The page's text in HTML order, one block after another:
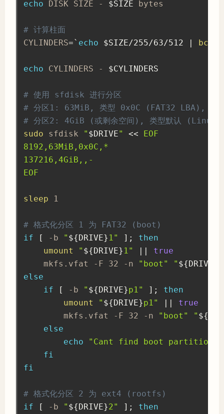
echo DISK SIZE - $SIZE bytes
# 计算柱面
CYLINDERS=` echo $SIZE/255/63/512 | bc
echo CYLINDERS - $CYLINDERS
# 使用 sfdisk 进行分区
# 分区1: 63MiB, 类型 0x0C (FAT32 LBA), 可
# 分区2: 4GiB (或剩余空间), 类型默认 (Linux)
sudo sfdisk " $DRIVE" <<
EOF
8192,63MiB,0x0C,*
137216,4GiB,,-
EOF
sleep 1
# 格式化分区 1 为 FAT32 (boot)
if
[ -b " ${DRIVE} 1" ] ;
then
umount
" ${DRIVE} 1" ||
true
    mkfs.vfat -F 32 -n
"boot" " ${DRIVE}
else
if
[ -b " ${DRIVE}p1" ] ;
then
umount
" ${DRIVE}p1" ||
true
        mkfs.vfat -F 32 -n
"boot" "
else
echo
"Cant find boot partition
fi
fi
# 格式化分区 2 为 ext4 (rootfs)
if
[ -b " ${DRIVE}2" ] ;
then